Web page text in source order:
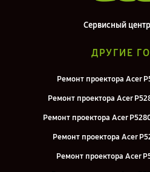
Сервисный
ДРУГИЕ
Ремонт проектора Acer
Ремонт проектора Acer
Ремонт проектора Acer
Ремонт проектора Acer
Ремонт проектора Acer